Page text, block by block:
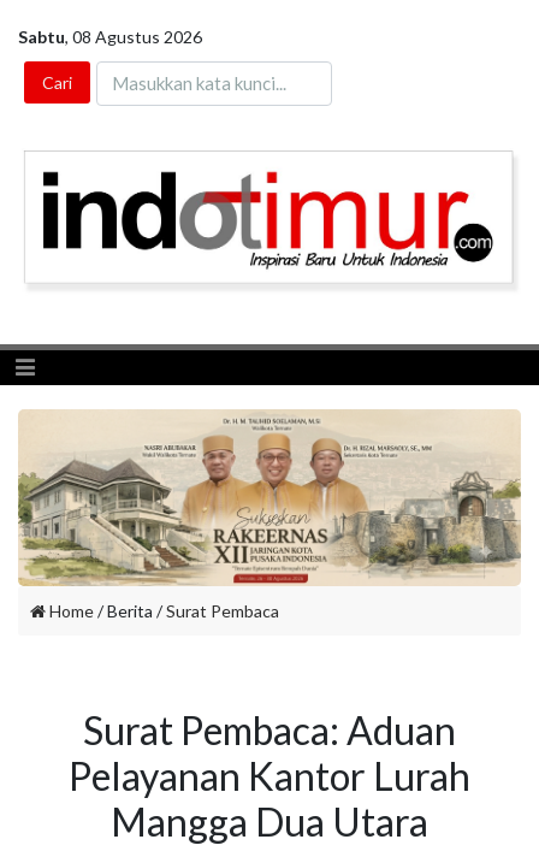
Sabtu, 08 Agustus 2026
Toggle navigation
Home/ Berita /Surat Pembaca
Surat Pembaca: Aduan
Pelayanan Kantor Lurah
Mangga Dua Utara